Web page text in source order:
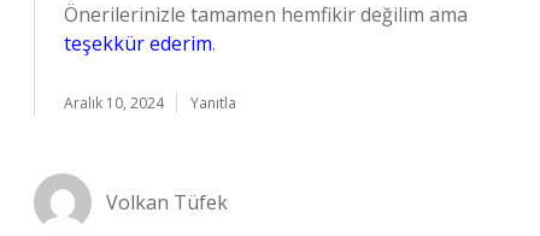
Önerilerinizle tamamen hemfikir değilim ama
teşekkür ederim.
Aralık 10, 2024 Yanıtla
Volkan Tüfek